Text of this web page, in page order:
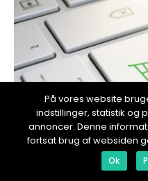
På vores website
indstillinger, statistik og
annoncer. Denne
fortsat brug af websiden
Ok